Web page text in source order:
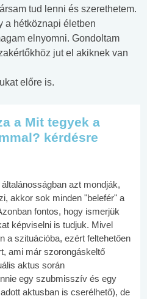
tud lenni és szerethetem.
a hétköznapi életben
elnyomni. Gondoltam
jut el akiknek van
előre is.
a Mit tegyek a
kérdésre
azt mondják,
akkor sok minden "belefér" a
fontos, hogy ismerjük
képviselni is tudjuk. Mivel
a szituációba, ezért feltehetően
ami már szorongáskeltő
aktus során
egy szubmisszív és egy
aktusban is cserélhető), de